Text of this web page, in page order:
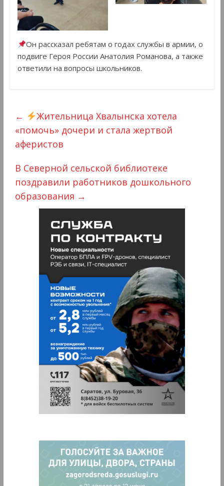
Он рассказал ребятам о годах службы в армии, о
подвиге Героя России Анатолия Романова, а также
ответили на вопросы школьников.
←
Жительница Хвалынска хотела
«помочь» дочери и стала жертвой
аферистов
В Северной сельской библиотеке
поздравили работников дошкольного
образования →